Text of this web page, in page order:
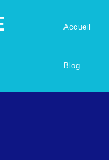
Accueil
Blog